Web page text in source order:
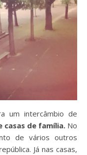
um intercâmbio de
casas de família. No
de vários outros
Já nas casas,